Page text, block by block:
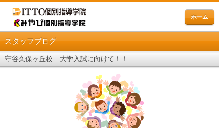
ホーム
スタッフブログ
守谷久保ヶ丘校 大学入試に向けて！！